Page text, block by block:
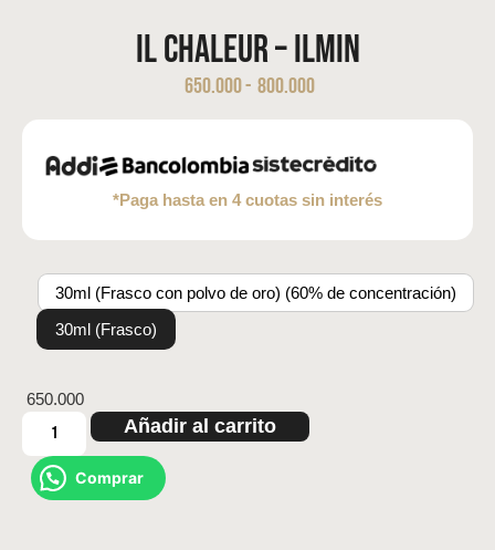
Il Chaleur – ILMIN
650.000- 800.000
*Paga hasta en 4 cuotas sin interés
30ml (Frasco con polvo de oro) (60% de concentración)
30ml (Frasco)
650.000
Añadir al carrito
Comprar